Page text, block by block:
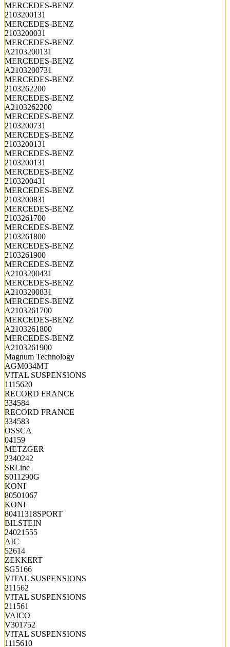
MERCEDES-BENZ
2103200131
MERCEDES-BENZ
2103200031
MERCEDES-BENZ
A2103200131
MERCEDES-BENZ
A2103200731
MERCEDES-BENZ
2103262200
MERCEDES-BENZ
A2103262200
MERCEDES-BENZ
2103200731
MERCEDES-BENZ
2103200131
MERCEDES-BENZ
2103200131
MERCEDES-BENZ
2103200431
MERCEDES-BENZ
2103200831
MERCEDES-BENZ
2103261700
MERCEDES-BENZ
2103261800
MERCEDES-BENZ
2103261900
MERCEDES-BENZ
A2103200431
MERCEDES-BENZ
A2103200831
MERCEDES-BENZ
A2103261700
MERCEDES-BENZ
A2103261800
MERCEDES-BENZ
A2103261900
Magnum Technology
AGM034MT
VITAL SUSPENSIONS
1115620
RECORD FRANCE
334584
RECORD FRANCE
334583
OSSCA
04159
METZGER
2340242
SRLine
S011290G
KONI
80501067
KONI
80411318SPORT
BILSTEIN
24021555
AIC
52614
ZEKKERT
SG5166
VITAL SUSPENSIONS
211562
VITAL SUSPENSIONS
211561
VAICO
V301752
VITAL SUSPENSIONS
1115610